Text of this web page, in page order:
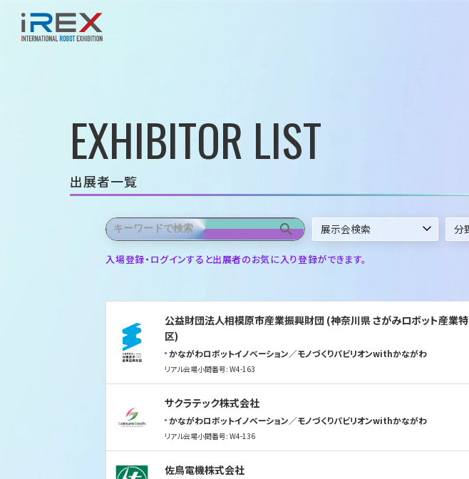
EXHIBITOR LIST
出展者一覧
入場登録・ログインすると出展者のお気に入り登録ができます。
公益財団法人相模原市産業振興財団 (神奈川県 さがみロボット産業特
区)
かながわロボットイノベーション／モノづくりパビリオンwithかながわ
リアル会場小間番号: W4-163
サクラテック株式会社
かながわロボットイノベーション／モノづくりパビリオンwithかながわ
リアル会場小間番号: W4-136
佐鳥電機株式会社